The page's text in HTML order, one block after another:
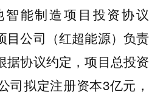
能制造项目投资协议
目公司（红超能源）负责
据协议约定，项目总投资
司拟定注册资本3亿元，